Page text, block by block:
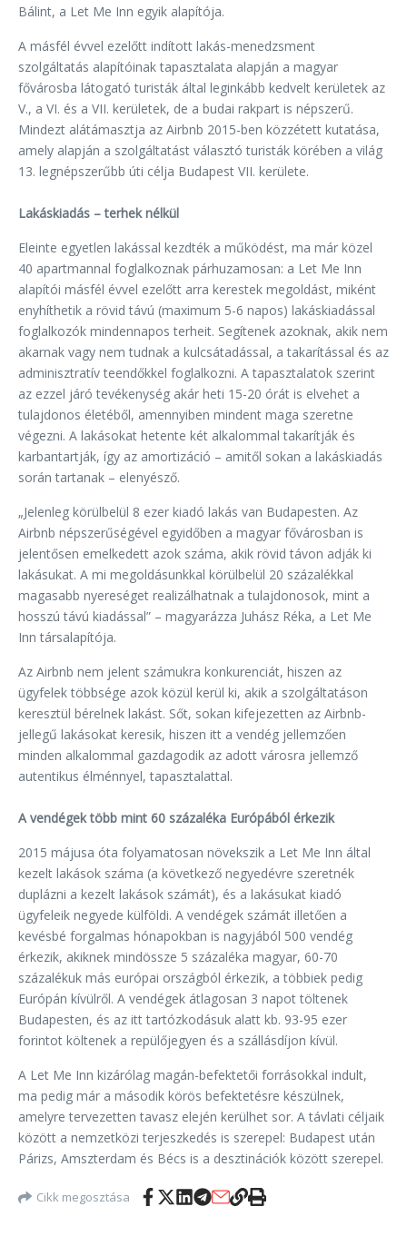
Bálint, a Let Me Inn egyik alapítója.
A másfél évvel ezelőtt indított lakás-menedzsment
szolgáltatás alapítóinak tapasztalata alapján a magyar
fővárosba látogató turisták által leginkább kedvelt kerületek az
V., a VI. és a VII. kerületek, de a budai rakpart is népszerű.
Mindezt alátámasztja az Airbnb 2015-ben közzétett kutatása,
amely alapján a szolgáltatást választó turisták körében a világ
13. legnépszerűbb úti célja Budapest VII. kerülete.
Lakáskiadás – terhek nélkül
Eleinte egyetlen lakással kezdték a működést, ma már közel
40 apartmannal foglalkoznak párhuzamosan: a Let Me Inn
alapítói másfél évvel ezelőtt arra kerestek megoldást, miként
enyhíthetik a rövid távú (maximum 5-6 napos) lakáskiadással
foglalkozók mindennapos terheit. Segítenek azoknak, akik nem
akarnak vagy nem tudnak a kulcsátadással, a takarítással és az
adminisztratív teendőkkel foglalkozni. A tapasztalatok szerint
az ezzel járó tevékenység akár heti 15-20 órát is elvehet a
tulajdonos életéből, amennyiben mindent maga szeretne
végezni. A lakásokat hetente két alkalommal takarítják és
karbantartják, így az amortizáció – amitől sokan a lakáskiadás
során tartanak – elenyésző.
„Jelenleg körülbelül 8 ezer kiadó lakás van Budapesten. Az
Airbnb népszerűségével egyidőben a magyar fővárosban is
jelentősen emelkedett azok száma, akik rövid távon adják ki
lakásukat. A mi megoldásunkkal körülbelül 20 százalékkal
magasabb nyereséget realizálhatnak a tulajdonosok, mint a
hosszú távú kiadással” – magyarázza Juhász Réka, a Let Me
Inn társalapítója.
Az Airbnb nem jelent számukra konkurenciát, hiszen az
ügyfelek többsége azok közül kerül ki, akik a szolgáltatáson
keresztül bérelnek lakást. Sőt, sokan kifejezetten az Airbnb-
jellegű lakásokat keresik, hiszen itt a vendég jellemzően
minden alkalommal gazdagodik az adott városra jellemző
autentikus élménnyel, tapasztalattal.
A vendégek több mint 60 százaléka Európából érkezik
2015 májusa óta folyamatosan növekszik a Let Me Inn által
kezelt lakások száma (a következő negyedévre szeretnék
duplázni a kezelt lakások számát), és a lakásukat kiadó
ügyfeleik negyede külföldi. A vendégek számát illetően a
kevésbé forgalmas hónapokban is nagyjából 500 vendég
érkezik, akiknek mindössze 5 százaléka magyar, 60-70
százalékuk más európai országból érkezik, a többiek pedig
Európán kívülről. A vendégek átlagosan 3 napot töltenek
Budapesten, és az itt tartózkodásuk alatt kb. 93-95 ezer
forintot költenek a repülőjegyen és a szállásdíjon kívül.
A Let Me Inn kizárólag magán-befektetői forrásokkal indult,
ma pedig már a második körös befektetésre készülnek,
amelyre tervezetten tavasz elején kerülhet sor. A távlati céljaik
között a nemzetközi terjeszkedés is szerepel: Budapest után
Párizs, Amszterdam és Bécs is a desztinációk között szerepel.
Cikk megosztása